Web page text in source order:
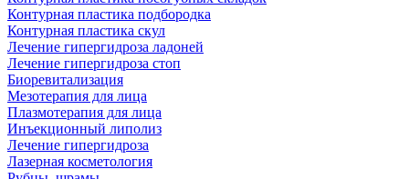
Контурная пластика подбородка
Контурная пластика скул
Лечение гипергидроза ладоней
Лечение гипергидроза стоп
Биоревитализация
Мезотерапия для лица
Плазмотерапия для лица
Инъекционный липолиз
Лечение гипергидроза
Лазерная косметология